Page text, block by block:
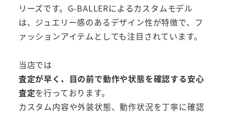
リーズです。G-BALLERによるカスタムモデル
は、ジュエリー感のあるデザイン性が特徴で、フ
ァッションアイテムとしても注目されています。
当店では
査定が早く、目の前で動作や状態を確認する安心
査定を行っております。
カスタム内容や外装状態、動作状況を丁寧に確認